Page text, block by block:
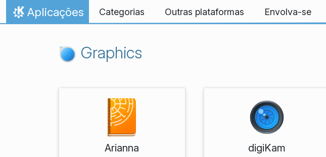
Ir para o conteúdo
Início
Aplicações Categorias Outras plataformas Envolva-se
Graphics
Arianna digiKam